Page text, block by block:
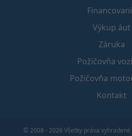
Výkup áut
Záruka
Požičovňa
Požičovňa
Kontakt
© 2008 - 2026 Všetky práva vyhradené